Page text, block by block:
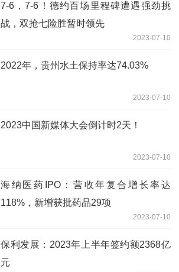
7-6，7-6！德约百场里程碑遭遇强劲挑
战，双抢七险胜暂时领先
2023-07-10
2022年，贵州水土保持率达74.03%
2023-07-10
2023中国新媒体大会倒计时2天！
2023-07-10
海纳医药IPO：营收年复合增长率达
118%，新增获批药品29项
2023-07-10
保利发展：2023年上半年签约额2368亿
元